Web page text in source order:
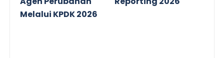
Melalui KPDK 2026